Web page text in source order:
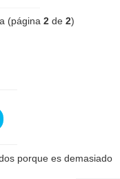
(página 2de 2)
porque es demasiado